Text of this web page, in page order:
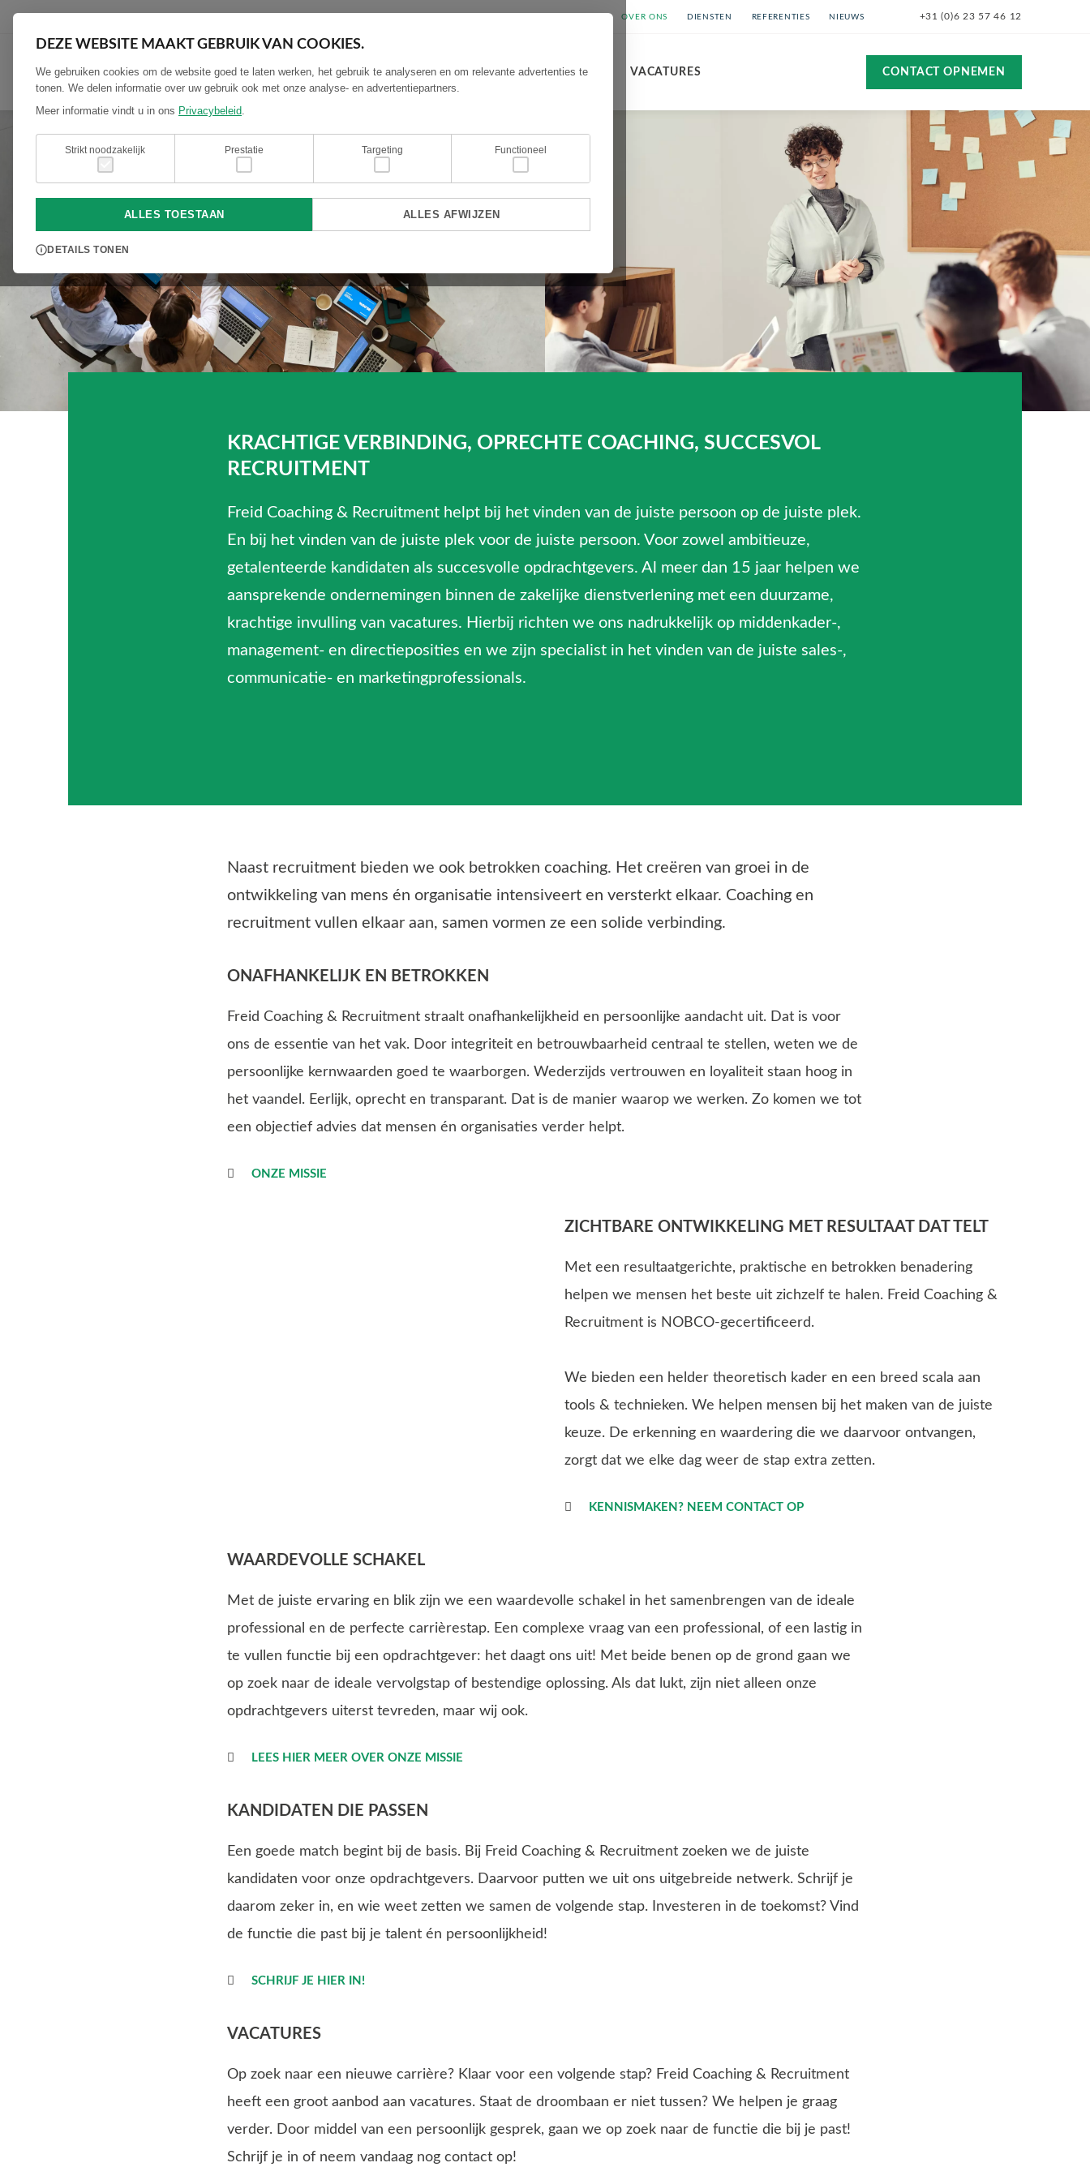
+31 (0)6 23 57 46 12
OVER ONS DIENSTEN REFERENTIES NIEUWS
COACHING RECRUITMENT VACATURES CONTACT OPNEMEN
KRACHTIGE VERBINDING, OPRECHTE COACHING, SUCCESVOL
RECRUITMENT
Freid Coaching & Recruitment helpt bij het vinden van de juiste persoon op de juiste plek.
En bij het vinden van de juiste plek voor de juiste persoon. Voor zowel ambitieuze,
getalenteerde kandidaten als succesvolle opdrachtgevers. Al meer dan 15 jaar helpen we
aansprekende ondernemingen binnen de zakelijke dienstverlening met een duurzame,
krachtige invulling van vacatures. Hierbij richten we ons nadrukkelijk op middenkader-,
management- en directieposities en we zijn specialist in het vinden van de juiste sales-,
communicatie- en marketingprofessionals.
Naast recruitment bieden we ook betrokken coaching. Het creëren van groei in de
ontwikkeling van mens én organisatie intensiveert en versterkt elkaar. Coaching en
recruitment vullen elkaar aan, samen vormen ze een solide verbinding.
ONAFHANKELIJK EN BETROKKEN
Freid Coaching & Recruitment straalt onafhankelijkheid en persoonlijke aandacht uit. Dat is voor
ons de essentie van het vak. Door integriteit en betrouwbaarheid centraal te stellen, weten we de
persoonlijke kernwaarden goed te waarborgen. Wederzijds vertrouwen en loyaliteit staan hoog in
het vaandel. Eerlijk, oprecht en transparant. Dat is de manier waarop we werken. Zo komen we tot
een objectief advies dat mensen én organisaties verder helpt.
ONZE MISSIE
ZICHTBARE ONTWIKKELING MET RESULTAAT DAT TELT
Met een resultaatgerichte, praktische en betrokken benadering
helpen we mensen het beste uit zichzelf te halen. Freid Coaching &
Recruitment is NOBCO-gecertificeerd.
We bieden een helder theoretisch kader en een breed scala aan
tools & technieken. We helpen mensen bij het maken van de juiste
keuze. De erkenning en waardering die we daarvoor ontvangen,
zorgt dat we elke dag weer de stap extra zetten.
KENNISMAKEN? NEEM CONTACT OP
WAARDEVOLLE SCHAKEL
Met de juiste ervaring en blik zijn we een waardevolle schakel in het samenbrengen van de ideale
professional en de perfecte carrièrestap. Een complexe vraag van een professional, of een lastig in
te vullen functie bij een opdrachtgever: het daagt ons uit! Met beide benen op de grond gaan we
op zoek naar de ideale vervolgstap of bestendige oplossing. Als dat lukt, zijn niet alleen onze
opdrachtgevers uiterst tevreden, maar wij ook.
LEES HIER MEER OVER ONZE MISSIE
KANDIDATEN DIE PASSEN
Een goede match begint bij de basis. Bij Freid Coaching & Recruitment zoeken we de juiste
kandidaten voor onze opdrachtgevers. Daarvoor putten we uit ons uitgebreide netwerk. Schrijf je
daarom zeker in, en wie weet zetten we samen de volgende stap. Investeren in de toekomst? Vind
de functie die past bij je talent én persoonlijkheid!
SCHRIJF JE HIER IN!
VACATURES
Op zoek naar een nieuwe carrière? Klaar voor een volgende stap? Freid Coaching & Recruitment
heeft een groot aanbod aan vacatures. Staat de droombaan er niet tussen? We helpen je graag
verder. Door middel van een persoonlijk gesprek, gaan we op zoek naar de functie die bij je past!
Schrijf je in of neem vandaag nog contact op!
DEZE WEBSITE MAAKT GEBRUIK VAN COOKIES.
We gebruiken cookies om de website goed te laten werken, het gebruik te analyseren en om relevante advertenties te
tonen. We delen informatie over uw gebruik ook met onze analyse- en advertentiepartners.
Meer informatie vindt u in ons Privacybeleid.
Strikt noodzakelijk Prestatie Targeting Functioneel
ALLES TOESTAAN ALLES AFWIJZEN
DETAILS TONEN